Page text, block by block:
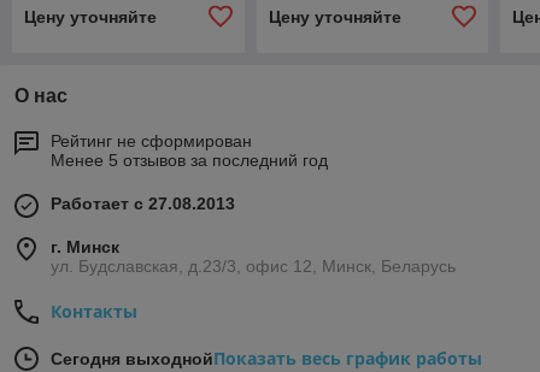
Цену уточняйте
Цену уточняйте
О нас
Рейтинг не сформирован
Менее 5 отзывов за последний год
Работает с 27.08.2013
г. Минск
ул. Будславская, д.23/3, офис 12, Минск, Беларусь
Контакты
Сегодня выходнойПоказать весь график работы